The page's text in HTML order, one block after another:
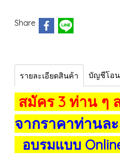
Share
รายละเอียดสินค้า บัญชีโอน
สมัคร 3 ท่าน ๆ
จากราคาท่านล
อบรมแบบ